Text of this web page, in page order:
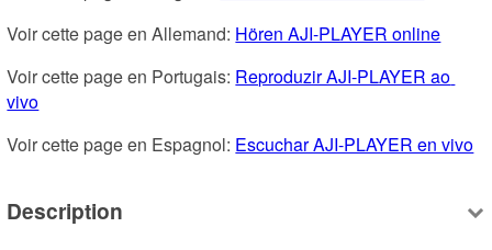
Voir cette page en Allemand: Hören AJI-PLAYER online
Voir cette page en Portugais: Reproduzir AJI-PLAYER ao
vivo
Voir cette page en Espagnol: Escuchar AJI-PLAYER en vivo
Description